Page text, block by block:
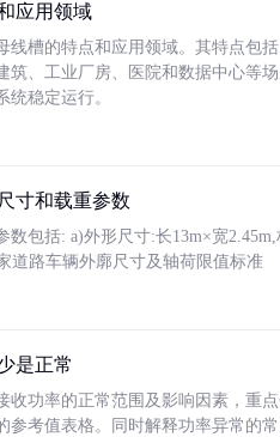
应用领域
线槽的特点和应用领域。其特点包
筑、工业厂房、医院和数据中心等
统稳定运行。
寸和载重参数
数包括: a)外形尺寸:长13m×宽
道路车辆外廓尺寸及轴荷限值标准
是正常
收功率的正常范围及影响因素，重
参考值表格。同时解释功率异常的